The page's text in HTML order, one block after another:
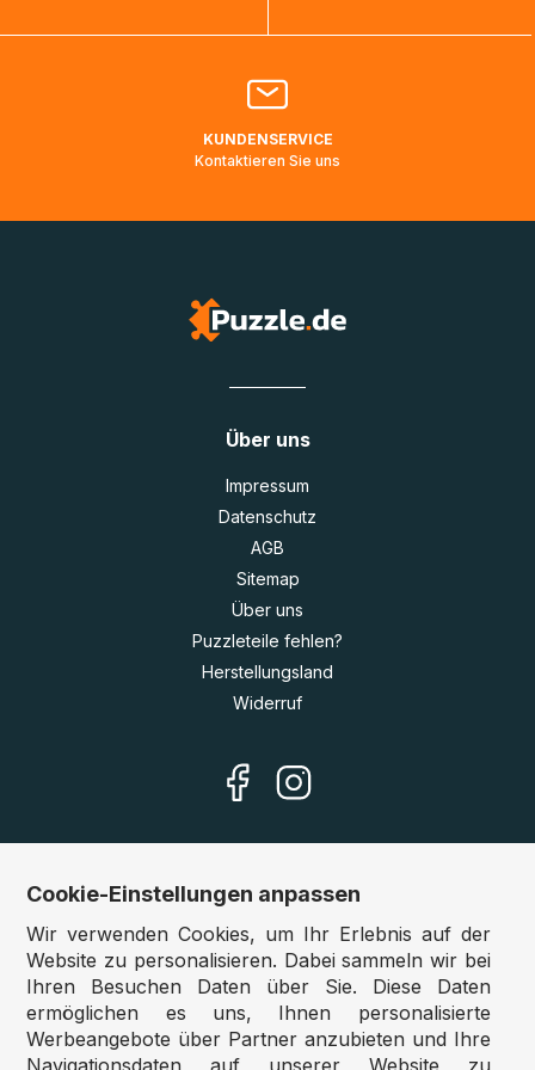
Bitte kontaktieren Sie denKundenservicefalls Ihr Paket
Lieferadressen in Deutschland oder Europa mehrere Tage
KUNDENSERVICE
Kontaktieren Sie uns
Über uns
Impressum
Datenschutz
AGB
Sitemap
Über uns
Puzzleteile fehlen?
Herstellungsland
Widerruf
Unsere Shops
Deutschland:www.puzzle.de
Österreich:
www.puzzle.at
Belgien:www.puzzle.be
Großbritannien:www.jigsawpuzzle.co.uk
Cookie-Einstellungen anpassen
Wir verwenden Cookies, um Ihr Erlebnis auf der
Website zu personalisieren. Dabei sammeln wir bei
Ihren Besuchen Daten über Sie. Diese Daten
ermöglichen es uns, Ihnen personalisierte
Werbeangebote über Partner anzubieten und Ihre
Navigationsdaten auf unserer Website zu